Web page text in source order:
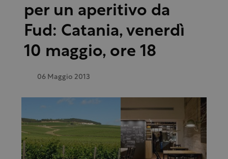
per un aperitivo da
Fud: Catania, venerdì
10 maggio, ore 18
06 Maggio 2013